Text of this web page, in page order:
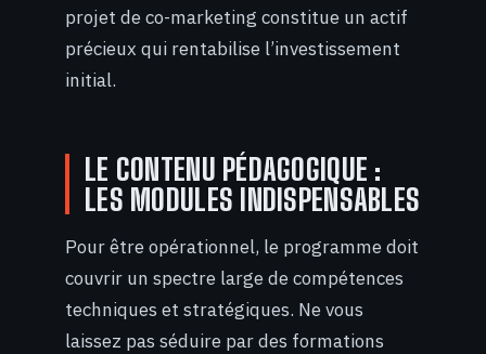
projet de co-marketing constitue un actif
précieux qui rentabilise l’investissement
initial.
LE CONTENU PÉDAGOGIQUE :
LES MODULES INDISPENSABLES
Pour être opérationnel, le programme doit
couvrir un spectre large de compétences
techniques et stratégiques. Ne vous
laissez pas séduire par des formations